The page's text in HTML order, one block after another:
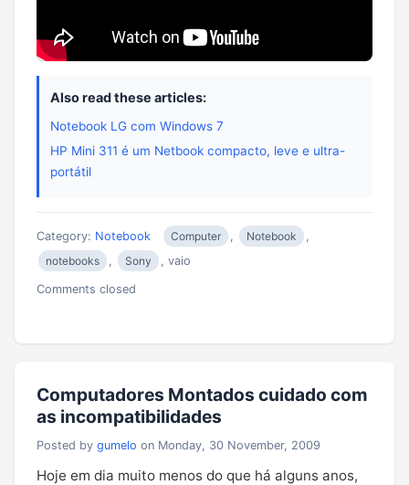
Also read these articles:
Notebook LG com Windows 7
HP Mini 311 é um Netbook compacto, leve e ultra-
portátil
Category: Notebook Computer , Notebook
,
notebooks
, Sony , vaio
Comments closed
Computadores Montados cuidado com
as incompatibilidades
Posted by gumelo on Monday, 30 November, 2009
Hoje em dia muito menos do que há alguns anos,